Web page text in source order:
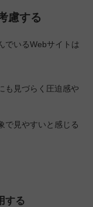
慮する
でいるWebサイトは
も見づらく圧迫感や
で見やすいと感じる
する